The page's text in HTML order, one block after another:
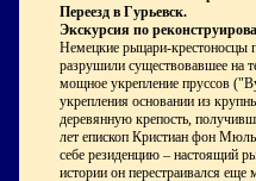
Переезд в Гурьевск.
Экскурсия по
Немецкие рыцари-крестоносцы
разрушили существовавшее на
мощное укрепление пруссов
укрепления основании из
деревянную крепость,
лет епископ Кристиан фон
себе резиденцию – настоящий
истории он перестраивался